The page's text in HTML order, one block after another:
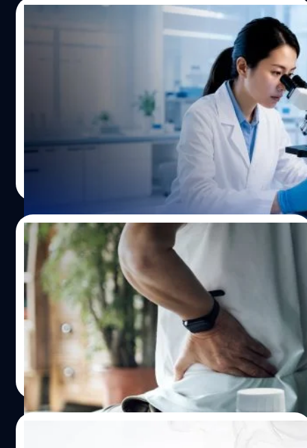
นักวิจัยพบ ยาลดน้ำหนักอาจชะลอความแก่ในผู้
หลายคนน่าจะเคยได้ยินเกี่ยวกับยาลดน้ำหนักยอดฮิต ผ่าน
กระแส "การปักปากกา" ที่ได้รับความนิยมไปทั่วโลก แต่จริง ๆ
แล้วเป็นยารักษาโรคเบาหวานชนิดที่ 2 และยาควบคุมน้ำหนักที่
ใช้ตัวยาเดียวกันคือ เซมากลูไทด์ (Semaglutide) ซึ่งช่วย
ควบคุมระดับน้ำตาลในเลือดและทำให้อิ่มนาน จึงถูกนำมาใช้
รักษาโรคอ้วนและควบคุมน้ำหนักอย่างแพร่หลาย ล่าสุดมีงาน
วิจัยใหม่ที่ชวนสนใจ เมื่อพบว่าตัวยานี้อาจไม่ได้มีประโยชน์แค่
เรื่องน้ำหนัก แต่อาจจะช่วยให้ร่างกายเสื่อมช้าลงในระดับ
เซลล์ได้อีกด้วย นักวิจัยจาก University of California San
Diego ได้ศึกษาผู้ใหญ่ที่ติดเชื้อ HIV จำนวน 108 คน โดยแบ่ง
เป็น 2 กลุ่ม กลุ่มหนึ่งได้รับ “ยาเซมากลูไทด์” ติดต่อกัน 32
สัปดาห์ ส่วนอีกกลุ่มได้รับ “ยาหลอก” เพื่อใช้เปรียบเทียบผล
เพราะคนกลุ่มนี้มักมีการอักเสบเรื้อรังและมีแนวโน้มที่ร่างกาย
จะเสื่อมเร็วกว่าคนทั่วไป ทำให้เห็นความเปลี่ยนแปลงของตัวบ่ง
ชี้ความแก่ได้ชัดเจนยิ่งขึ้น หลังจบการทดลองนักวิจัยนำ
ตัวอย่างเลือดมาตรวจสิ่งที่เรียกว่า ตัวบ่งชี้ความแก่ทางชีวภาพ
ซึ่งเปรียบเสมือน "นาฬิกาของร่างกาย" ที่ช่วยบอกว่าเซลล์ใน
ร่างกายกำลังเสื่อมเร็วหรือช้ากว่าอายุจริงของเรา ความแก่ทาง
ชีวภาพ คืออะไร ? อายุบนบัตรประชาชนบอกแค่ว่าเราเกิดมา
แล้วกี่ปี แต่ไม่ได้บอกว่าร่างกายของเรา "แก่" แค่ไหน เพราะ
23/07/2026
เมลาโทนินช่วยบรรเทาอาการปวดเรื้อรังได้ ?
อาการปวดหลัง ปวดข้อ ปวดตามร่างกายของหลาย ๆ คน ไม่
ได้แก้ด้วยการนวดแล้วจบ และหลาย ๆ ครั้งอาการปวดเหล่านี้
ก็กลายมาเป็น ‘อาการปวดเรื้อรัง’ ที่พยายามแก้เท่าไหร่ก็ยังไม่
หาย แต่เหล่านักปวดทั้งหลายอาจจะสบายใจขึ้นถ้าได้รู้ว่าสาร
ง่าย ๆ อย่าง ‘เมลาโทนิน’ ที่นอกจากจะช่วยให้นอนหลับได้ดี
ขึ้นแล้ว ยังมีส่วนช่วยบรรเทาอาการปวดได้ด้วย Melatonin
คืออะไร ? เมลาโทนินสร้างขึ้นตามธรรมชาติโดยต่อมไพเนียล
ในสมองยามค่ำคืน ช่วยปรับวงจรการนอนและการตื่นของ
กานต์สิรี บัววิชัยศิลป์ | 15 days ago
Read More